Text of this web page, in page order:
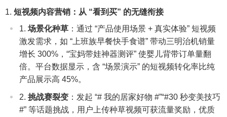
短视频内容营销：从 “看到买” 的无缝衔接
场景化种草 ：通过 “产品使用场景 + 真实体验” 短视频
激发需求，如 “上班族早餐快手食谱” 带动三明治机销量
增长 300%，“宝妈带娃神器测评” 使婴儿背带订单量翻
倍。平台数据显示，含 “场景演示” 的短视频转化率比纯
产品展示高 45%。
挑战赛裂变 ：发起 “# 我的居家好物 #”“#30 秒变美技巧
#” 等话题挑战，用户上传种草视频可获流量奖励，优质